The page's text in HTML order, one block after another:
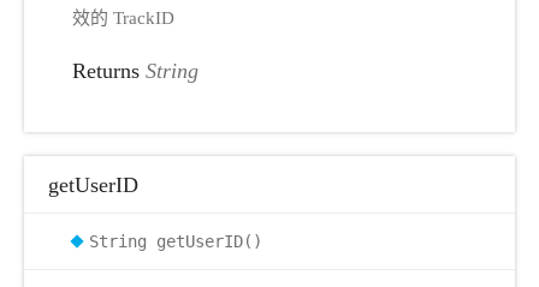
效的 TrackID
Returns String
getUserID
String getUserID()